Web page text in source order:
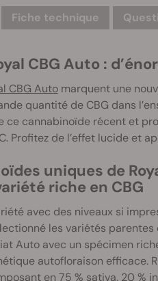
Fiche technique
CBG Auto :
CBG Automarquent une
quantité de CBG dans
ce cannabinoïde récent et
Profitez de l’effet lucide et
uniques de
riche en CBG
avec des niveaux si
les variétés
Auto avec un spécimen
autofloraison efficace.
en 75 % sativa, 20 %